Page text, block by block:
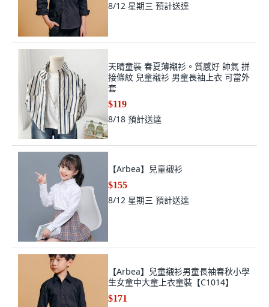
8/12 星期三 預計送達
天晴童裝 春夏薄襯衫。質感好 帥氣 拼
接條紋 兒童襯衫 男童長袖上衣 可當外
套
$119
8/18 預計送達
【Arbea】兒童襯衫
$155
8/12 星期三 預計送達
【Arbea】兒童襯衫男童長袖春秋小學
生女童中大童上衣童裝【C1014】
$171